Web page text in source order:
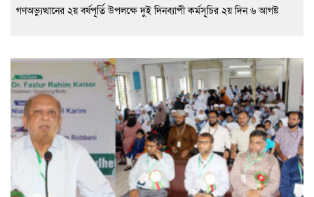
গণঅভ্যুত্থানের ২য় বর্ষপূর্তি উপলক্ষে দুই দিনব্যাপী কর্মসূচির ২য় দিন ৬ আগষ্ট